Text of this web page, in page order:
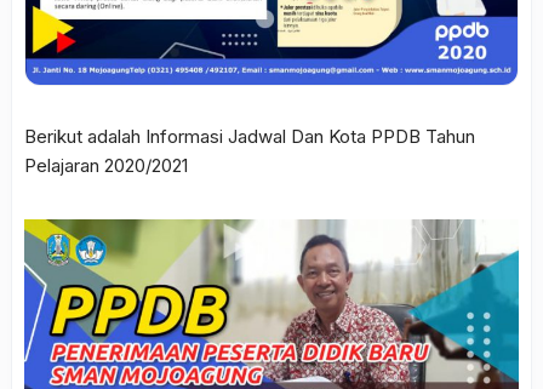
Berikut adalah Informasi Jadwal Dan Kota PPDB Tahun
Pelajaran 2020/2021